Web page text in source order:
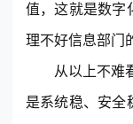
值，这就是数字
理不好信息部门
从以上不难
是系统稳、安全